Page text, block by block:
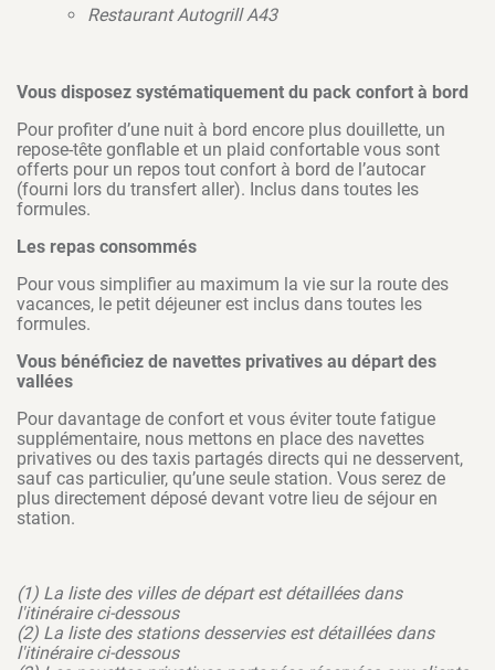
Restaurant Autogrill A43
Vous disposez systématiquement du pack confort à bord
Pour profiter d’une nuit à bord encore plus douillette, un
repose-tête gonflable et un plaid confortable vous sont
offerts pour un repos tout confort à bord de l’autocar
(fourni lors du transfert aller). Inclus dans toutes les
formules.
Les repas consommés
Pour vous simplifier au maximum la vie sur la route des
vacances, le petit déjeuner est inclus dans toutes les
formules.
Vous bénéficiez de navettes privatives au départ des
vallées
Pour davantage de confort et vous éviter toute fatigue
supplémentaire, nous mettons en place des navettes
privatives ou des taxis partagés directs qui ne desservent,
sauf cas particulier, qu’une seule station. Vous serez de
plus directement déposé devant votre lieu de séjour en
station.
(1) La liste des villes de départ est détaillées dans
l'itinéraire ci-dessous
(2) La liste des stations desservies est détaillées dans
l'itinéraire ci-dessous